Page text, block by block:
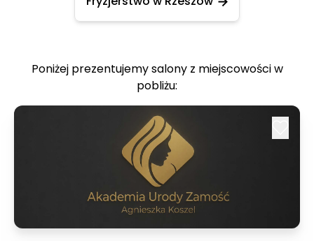
Poniżej prezentujemy salony z miejscowości w
pobliżu: